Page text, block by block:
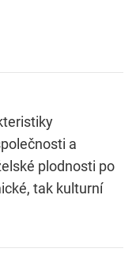
a
plodnosti po
tak kulturní